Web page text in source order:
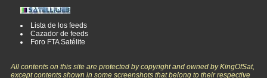
Lista de los feeds
Cazador de feeds
Foro FTA Satélite
All contents on this site are protected by copyright and owned by KingOfSat,
except contents shown in some screenshots that belong to their respective